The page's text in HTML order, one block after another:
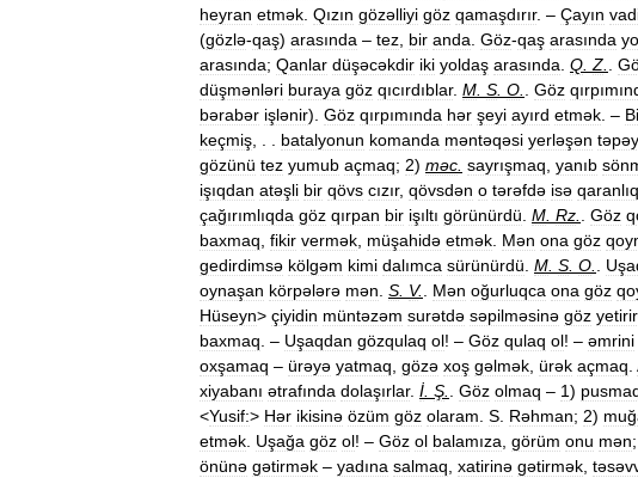
heyran etmək Qızın gözəlliyi göz qamaşdırır. – Çayın
(gözlə-qaş) arasında – tez bir anda Göz-qaş arasında
arasında; Qanlar düşəcəkdir iki yoldaş arasında Q Z
düşmənləri buraya göz qıcırdıblar. M S O Göz
bərabər işlənir). Göz qırpımında hər şeyi ayırd etmək . –
keçmiş
batalyonun komanda məntəqəsi yerləşən
gözünü tez yumub açmaq; 2) məc sayrışmaq yanıb
işıqdan atəşli bir qövs cızır, qövsdən o tərəfdə isə qaranlıq
çağırımlıqda göz qırpan bir işıltı görünürdü M Rz Göz
baxmaq fikir vermək müşahidə etmək Mən ona göz
gedirdimsə kölgəm kimi dalımca sürünürdü M S O
oynaşan körpələrə mən S V. Mən oğurluqca ona göz
Hüseyn> çiyidin müntəzəm surətdə səpilməsinə göz
baxmaq . – Uşaqdan gözqulaq ol! – Göz qulaq ol! – əmrini
oxşamaq – ürəyə yatmaq gözə xoş gəlmək ürək açmaq
xiyabanı ətrafında dolaşırlar. İ Ş Göz olmaq – 1)
<Yusif:> Hər ikisinə özüm göz olaram S Rəhman; 2)
etmək Uşağa göz ol! – Göz ol balamıza görüm onu mən;
önünə gətirmək – yadına salmaq xatirinə gətirmək